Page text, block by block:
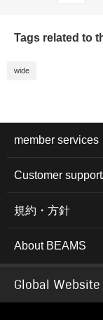
Tags related to
wide
member services
Customer
規約・方針
About BEAMS
Global Website